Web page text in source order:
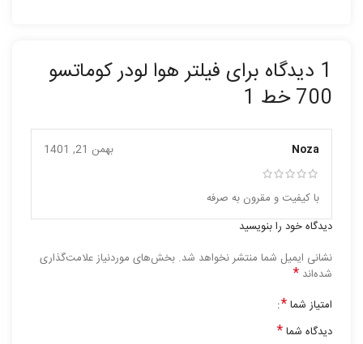
1 دیدگاه برای
فیلتر هوا لودر کوماتسو
700 خط 1
Noza بهمن 21, 1401
با کیفیت و مقرون به صرفه
دیدگاه خود را بنویسید
نشانی ایمیل شما منتشر نخواهد شد. بخش‌های موردنیاز علامت‌گذاری
شده‌اند *
امتیاز شما*
دیدگاه شما*